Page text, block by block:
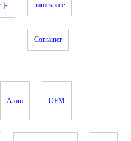
namespace
Container
Atom OEM